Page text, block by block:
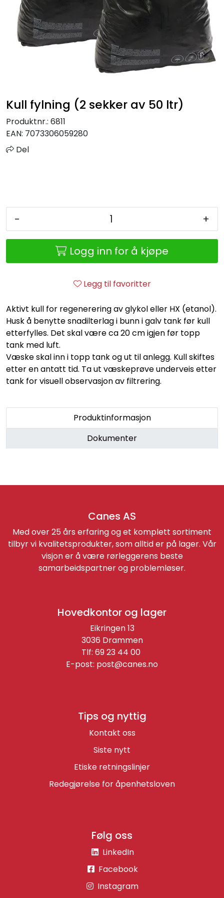
Kull fylning (2 sekker av 50 ltr)
Produktnr.: 6811
EAN: 7073306059280
Del
- +
Logg inn for å kjøpe
Legg til favoritter
Aktivt kull for regenerering av glykol eller HX (etanol).
Husk å benytte snadilterlag i bunn i galv tank før kull
etterfylles. Det skal være ca 20 cm igjen før topp
tank med luft.
Væske skal inn i topp tank og ut til anlegg. Kull skiftes
etter en antatt tid. Ta ut væskeprøve underveis etter
tank for visuell observasjon av filtrering.
Produktinformasjon
Dokumenter
Canes AS
Med over 25 års erfaring og et komplett sortiment
tilbyr vi kvalitetsprodukter, som alltid er på lager. Vår
visjon er å være rørleggerens beste
samarbeidspartner og problemløser.
Tips og nyttig
Kontakt oss
Siste nytt
Etiske retningslinjer
Redegjørelse for åpenhetsloven
Følg oss
LinkedIn
Facebook
Instagram
Hovedkontor og lager
Eikringen 13
3036 Drammen
Tlf: 69 23 44 00
E-post: post@canes.no
Sprinkler
Tappevann
Varmeanlegg
Outlet
Retur/reklamasjon